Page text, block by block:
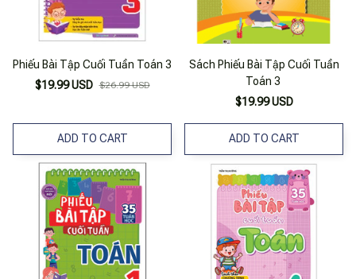
Phiếu Bài Tập Cuối Tuần Toán 3
$19.99 USD $26.99 USD
ADD TO CART
Sách Phiếu Bài Tập Cuối Tuần
Toán 3
$19.99 USD
ADD TO CART